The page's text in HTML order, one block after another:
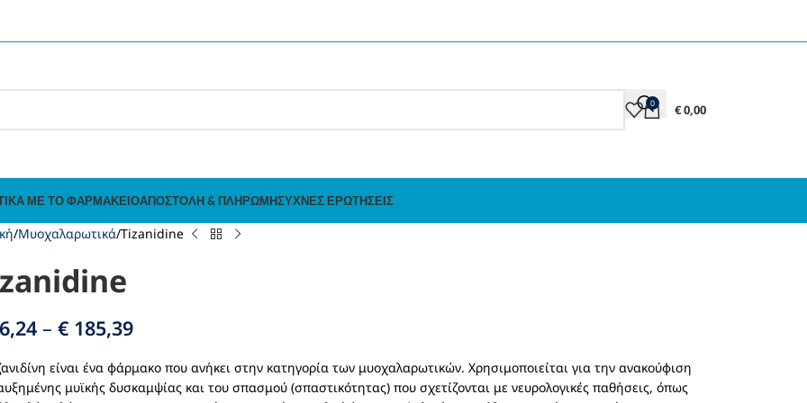
0 €0,00
ΜΕ ΤΟ ΦΑΡΜΑΚΕΊΟΑΠΟΣΤΟΛΉ & ΠΛΗΡΩΜΉΣΥΧΝΈΣ ΕΡΩΤΉΣΕΙΣ
Μυοχαλαρωτικά Tizanidine
– € 185,39
είναι ένα φάρμακο που ανήκει στην κατηγορία των μυοχαλαρωτικών. Χρησιμοποιείται για την ανακούφιση
μυϊκής δυσκαμψίας και του σπασμού (σπαστικότητας) που σχετίζονται με νευρολογικές παθήσεις, όπως